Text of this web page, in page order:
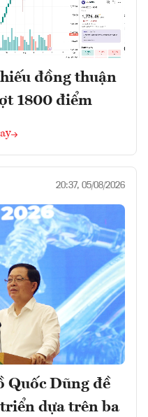
đồng thuận
1800 điểm
20:37, 05/08/2026
Quốc Dũng đề
dựa trên ba